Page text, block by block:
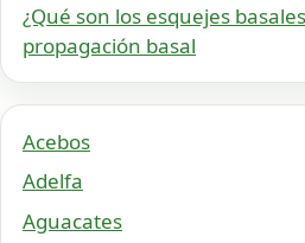
¿Qué son los esquejes
propagación basal
Acebos
Adelfa
Aguacates